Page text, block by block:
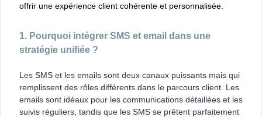
offrir une expérience client cohérente et personnalisée.
1. Pourquoi intégrer SMS et email dans une
stratégie unifiée ?
Les SMS et les emails sont deux canaux puissants mais qui
remplissent des rôles différents dans le parcours client. Les
emails sont idéaux pour les communications détaillées et les
suivis réguliers, tandis que les SMS se prêtent parfaitement